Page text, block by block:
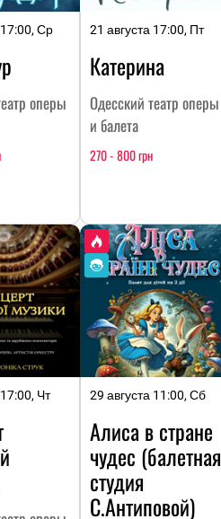
17:00, Ср
оперы
21 августа 17:00, Пт
Катерина
Одесский театр оперы
и балета
270 - 800 грн
Чт 29 августа 11:00, Сб
Алиса в стране
чудес (балетная
студия
С.Антиповой)